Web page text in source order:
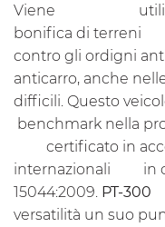
Viene utilizzato
bonifica di terreni
contro gli ordigni
anticarro, anche
difficili. Questo
benchmark nella
certificato in
internazionali in
15044:2009. PT-
versatilità un suo